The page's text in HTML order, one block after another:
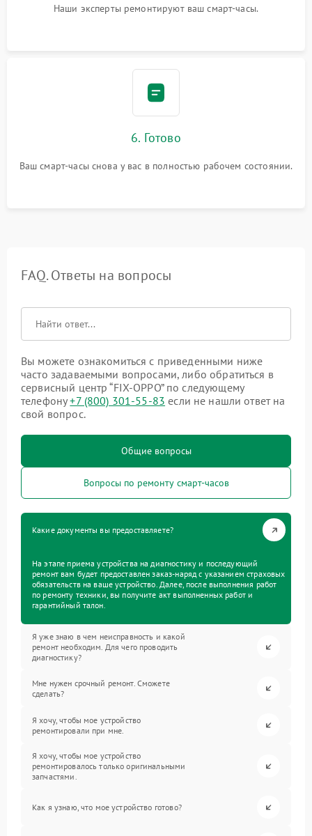
Наши эксперты ремонтируют ваш смарт-часы.
6. Готово
Ваш смарт-часы снова у вас в полностью рабочем состоянии.
FAQ. Ответы на вопросы
Вы можете ознакомиться с приведенными ниже
часто задаваемыми вопросами, либо обратиться в
сервисный центр “FIX-OPPO” по следующему
телефону+7 (800) 301-55-83 если не нашли ответ на
свой вопрос.
Общие вопросы
Вопросы по ремонту смарт-часов
Какие документы вы предоставляете?
На этапе приема устройства на диагностику и последующий
ремонт вам будет предоставлен заказ-наряд с указанием страховых
обязательств на ваше устройство. Далее, после выполнения работ
по ремонту техники, вы получите акт выполненных работ и
гарантийный талон.
Я уже знаю в чем неисправность и какой
ремонт необходим. Для чего проводить
диагностику?
Мне нужен срочный ремонт. Сможете
сделать?
Я хочу, чтобы мое устройство
ремонтировали при мне.
Я хочу, чтобы мое устройство
ремонтировалось только оригинальными
запчастями.
Как я узнаю, что мое устройство готово?